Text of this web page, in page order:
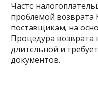
Часто
проблемой возврата
поставщикам, на
Процедура возврата
длительной и
документов.